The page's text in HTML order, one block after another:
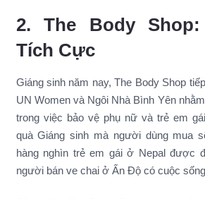
2. The Body
Tích Cực
Giáng sinh năm nay, The Body Shop
UN Women và Ngôi Nhà Bình Yên
trong việc bảo vệ phụ nữ và trẻ em
quà Giáng sinh mà người dùng mua
hàng nghìn trẻ em gái ở Nepal được
người bán ve chai ở Ấn Độ có cuộc